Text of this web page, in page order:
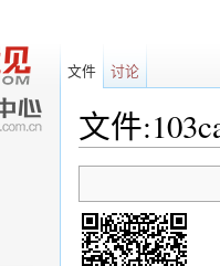
文件
文件 讨论